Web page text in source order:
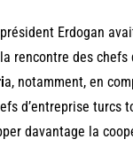
Erdogan
rencontre des chefs
a, notamment, en
d’entreprise turcs
davantage la